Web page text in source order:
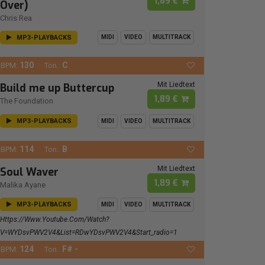
Over)
Chris Rea
MP3-PLAYBACKS MIDI VIDEO MULTITRACK
BPM: 130 Ton.: C
Build me up Buttercup
The Foundation
Mit Liedtext
1,89 €
MP3-PLAYBACKS MIDI VIDEO MULTITRACK
BPM: 114 Ton.: B
Soul Waver
Malika Ayane
Mit Liedtext
1,89 €
MP3-PLAYBACKS MIDI VIDEO MULTITRACK
Https://www.youtube.com/watch?
V=wYDsvPWV2V4&list=RDwYDsvPWV2V4&start_radio=1
BPM: 124 Ton.: F# -